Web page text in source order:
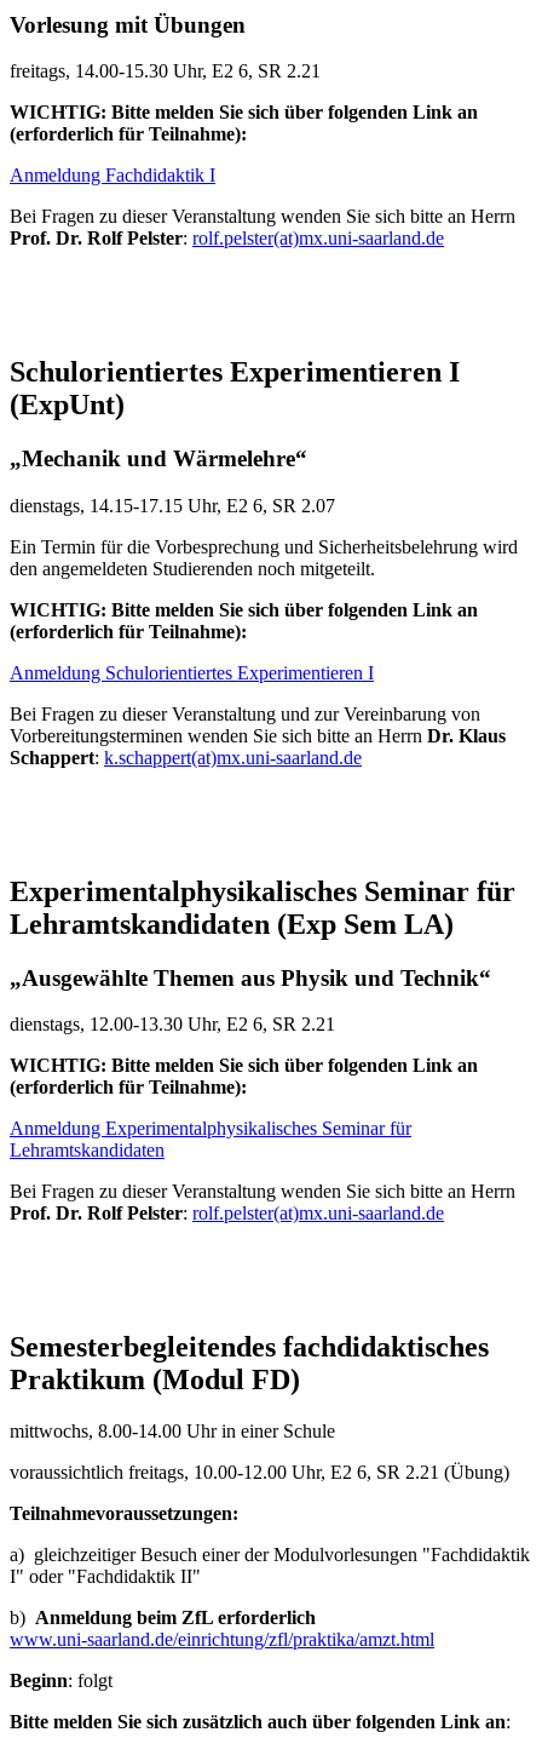
Vorlesung mit Übungen
freitags, 14.00-15.30 Uhr, E2 6, SR 2.21
WICHTIG: Bitte melden Sie sich über folgenden Link an
(erforderlich für Teilnahme):
Anmeldung Fachdidaktik I
Bei Fragen zu dieser Veranstaltung wenden Sie sich bitte an Herrn
Prof. Dr. Rolf Pelster: rolf.pelster(at)mx.uni-saarland.de
Schulorientiertes Experimentieren I
(ExpUnt)
„Mechanik und Wärmelehre“
dienstags, 14.15-17.15 Uhr, E2 6, SR 2.07
Ein Termin für die Vorbesprechung und Sicherheitsbelehrung wird
den angemeldeten Studierenden noch mitgeteilt.
WICHTIG: Bitte melden Sie sich über folgenden Link an
(erforderlich für Teilnahme):
Anmeldung Schulorientiertes Experimentieren I
Bei Fragen zu dieser Veranstaltung und zur Vereinbarung von
Vorbereitungsterminen wenden Sie sich bitte an Herrn Dr. Klaus
Schappert: k.schappert(at)mx.uni-saarland.de
Experimentalphysikalisches Seminar für
Lehramtskandidaten (Exp Sem LA)
„Ausgewählte Themen aus Physik und Technik“
dienstags, 12.00-13.30 Uhr, E2 6, SR 2.21
WICHTIG: Bitte melden Sie sich über folgenden Link an
(erforderlich für Teilnahme):
Anmeldung Experimentalphysikalisches Seminar für
Lehramtskandidaten
Bei Fragen zu dieser Veranstaltung wenden Sie sich bitte an Herrn
Prof. Dr. Rolf Pelster: rolf.pelster(at)mx.uni-saarland.de
Semesterbegleitendes fachdidaktisches
Praktikum (Modul FD)
mittwochs, 8.00-14.00 Uhr in einer Schule
voraussichtlich freitags, 10.00-12.00 Uhr, E2 6, SR 2.21 (Übung)
Teilnahmevoraussetzungen:
a) gleichzeitiger Besuch einer der Modulvorlesungen "Fachdidaktik
I" oder "Fachdidaktik II"
b) Anmeldung beim ZfL erforderlich
www.uni-saarland.de/einrichtung/zfl/praktika/amzt.html
Beginn: folgt
Bitte melden Sie sich zusätzlich auch über folgenden Link an: